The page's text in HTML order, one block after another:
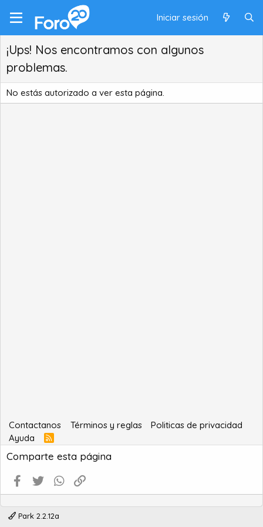
Iniciar sesión
¡Ups! Nos encontramos con algunos
problemas.
No estás autorizado a ver esta página.
Contactanos Términos y reglas
Politicas de privacidad
Ayuda
R
S
S
Comparte esta página
Facebook
Twitter WhatsApp
Park 2.2.12a